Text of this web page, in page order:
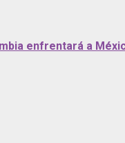
enfrentará a